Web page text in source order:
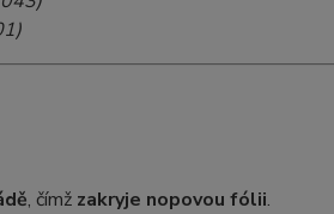
, čímž zakryje nopovou fólii.